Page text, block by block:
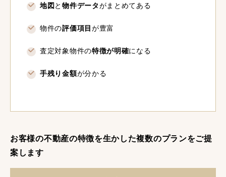
地図 と物件データがまとめてある
物件の評価項目 が豊富
査定対象物件の特徴が明確になる
手残り金額が分かる
お客様の不動産の特徴を生かした複数のプランをご提
案します